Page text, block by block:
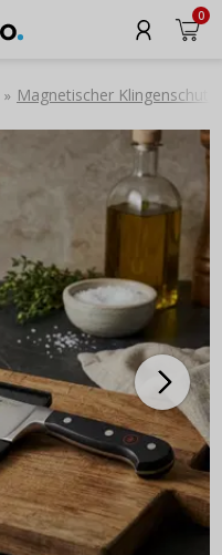
0
» Magnetischer Klingenschutz